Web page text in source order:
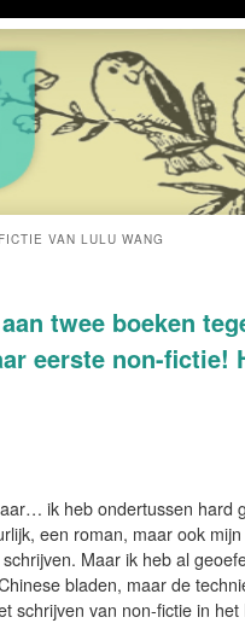
VAN LULU WANG
twee boeken
eerste non-fictie!
ik heb ondertussen hard
een roman, maar ook
Maar ik heb al
bladen, maar de
schrijven van non-fictie in het